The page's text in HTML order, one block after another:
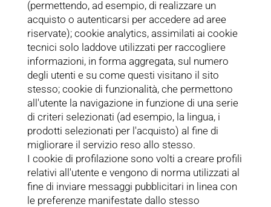
(permettendo, ad esempio, di realizzare un
acquisto o autenticarsi per accedere ad aree
riservate); cookie analytics, assimilati ai cookie
tecnici solo laddove utilizzati per raccogliere
informazioni, in forma aggregata, sul numero
degli utenti e su come questi visitano il sito
stesso; cookie di funzionalità, che permettono
all'utente la navigazione in funzione di una serie
di criteri selezionati (ad esempio, la lingua, i
prodotti selezionati per l'acquisto) al fine di
migliorare il servizio reso allo stesso.
I cookie di profilazione sono volti a creare profili
relativi all'utente e vengono di norma utilizzati al
fine di inviare messaggi pubblicitari in linea con
le preferenze manifestate dallo stesso